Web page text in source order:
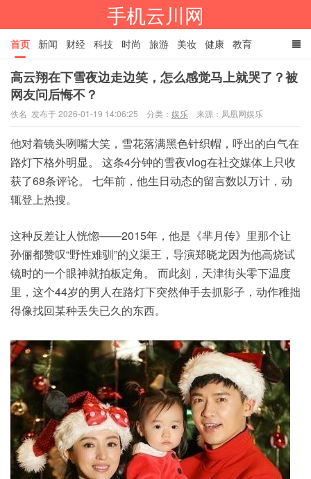
手机云川网
首页 新闻 财经 科技 时尚 旅游 美妆 健康 教育
餐饮 娱乐 体育 家居 TAGS
高云翔在下雪夜边走边笑，怎么感觉马上就哭了？被
网友问后悔不？
佚名 发布于 2026-01-19 14:06:25 分类： 娱乐 来源：凤凰网娱乐
他对着镜头咧嘴大笑，雪花落满黑色针织帽，呼出的白气在
路灯下格外明显。 这条4分钟的雪夜vlog在社交媒体上只收
获了68条评论。 七年前，他生日动态的留言数以万计，动
辄登上热搜。
这种反差让人恍惚——2015年，他是《芈月传》里那个让
孙俪都赞叹“野性难驯”的义渠王，导演郑晓龙因为他高烧试
镜时的一个眼神就拍板定角。 而此刻，天津街头零下温度
里，这个44岁的男人在路灯下突然伸手去抓影子，动作稚拙
得像找回某种丢失已久的东西。